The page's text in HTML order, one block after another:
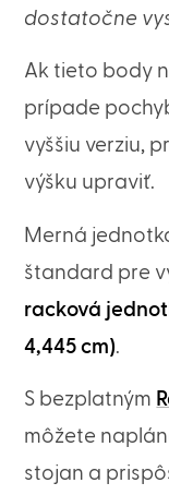
dostatočne
Ak tieto body
prípade
vyššiu verziu,
výšku upraviť.
Merná
štandard pre
racková
4,445 cm).
S bezplatným
môžete
stojan a